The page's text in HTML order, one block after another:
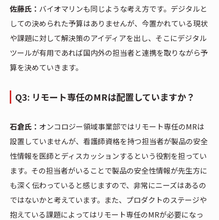
佐藤氏： バイオマリンも同じような考え方です。デジタルと
しての決められた予算はありませんが、今置かれている現状
や課題に対して解決策のアイディアを出し、そこにデジタル
ツールが有用であれば国内外の担当者と連携を取りながら予
算を決めていきます。
Q3: リモート専任のMRは配置していますか？
石倉氏： オンコロジー領域事業部ではリモート専任のMRは
設置していませんが、看護師資格を持つ担当者が製品の安全
性情報を医師とディスカッションするという役割を担ってい
ます。その担当者がいることで製品の安全性情報が先生方に
も深く伝わっていると感じますので、非常にニーズはあるの
ではないかと考えています。また、プロダクトのステージや
抱えている課題によってはリモート専任のMRが必要になっ